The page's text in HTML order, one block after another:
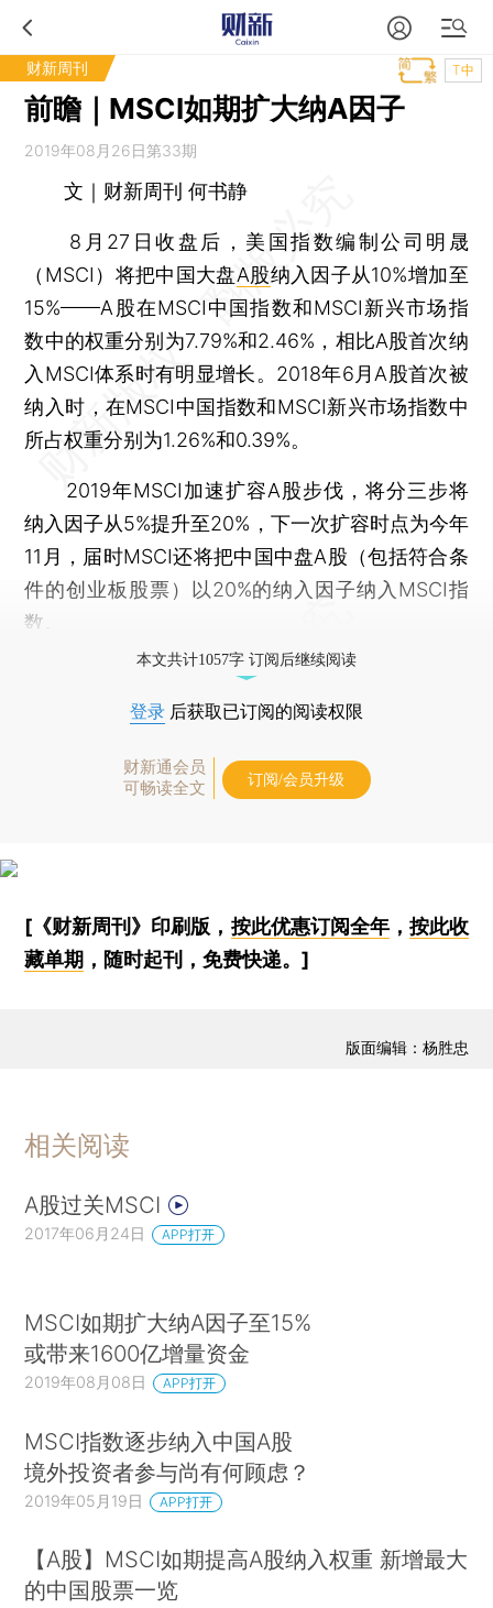
财新周刊 T中
前瞻｜MSCI如期扩大纳A因子
2019年08月26日第33期
文｜财新周刊 何书静
8月27日收盘后，美国指数编制公司明晟
（MSCI）将把中国大盘A股纳入因子从10%增加至
15%——A股在MSCI中国指数和MSCI新兴市场指
数中的权重分别为7.79%和2.46%，相比A股首次纳
入MSCI体系时有明显增长。2018年6月A股首次被
纳入时，在MSCI中国指数和MSCI新兴市场指数中
所占权重分别为1.26%和0.39%。
2019年MSCI加速扩容A股步伐，将分三步将
纳入因子从5%提升至20%，下一次扩容时点为今年
11月，届时MSCI还将把中国中盘A股（包括符合条
件的创业板股票）以20%的纳入因子纳入MSCI指
数。
本文共计1057字 订阅后继续阅读
登录 后获取已订阅的阅读权限
财新通会员
可畅读全文
订阅/会员升级
[《财新周刊》印刷版， 按此优惠订阅全年， 按此收
藏单期 ，随时起刊，免费快递。]
版面编辑：杨胜忠
相关阅读
A股过关MSCI
2017年06月24日 APP打开
MSCI如期扩大纳A因子至15%
或带来1600亿增量资金
2019年08月08日 APP打开
MSCI指数逐步纳入中国A股
境外投资者参与尚有何顾虑？
2019年05月19日 APP打开
【A股】MSCI如期提高A股纳入权重 新增最大
的中国股票一览